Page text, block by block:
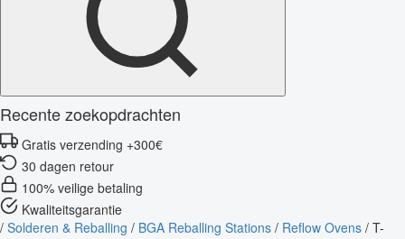
Recente zoekopdrachten
Gratis verzending +300€
30 dagen retour
100% veilige betaling
Kwaliteitsgarantie
/ Solderen & Reballing / BGA Reballing Stations / Reflow Ovens / T-